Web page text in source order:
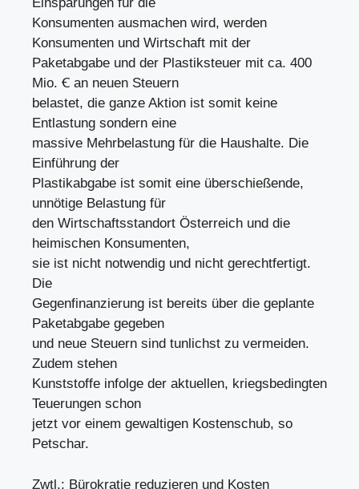
Konsumenten ausmachen wird, werden
Konsumenten und Wirtschaft mit der
Paketabgabe und der Plastiksteuer mit ca. 400
Mio. Ꞓ an neuen Steuern
belastet, die ganze Aktion ist somit keine
Entlastung sondern eine
massive Mehrbelastung für die Haushalte. Die
Einführung der
Plastikabgabe ist somit eine überschießende,
unnötige Belastung für
den Wirtschaftsstandort Österreich und die
heimischen Konsumenten,
sie ist nicht notwendig und nicht gerechtfertigt.
Die
Gegenfinanzierung ist bereits über die geplante
Paketabgabe gegeben
und neue Steuern sind tunlichst zu vermeiden.
Zudem stehen
Kunststoffe infolge der aktuellen, kriegsbedingten
Teuerungen schon
jetzt vor einem gewaltigen Kostenschub, so
Petschar.
Zwtl.: Bürokratie reduzieren und Kosten